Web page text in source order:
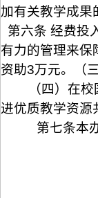
加有关教学成果
第六条 经费投
有力的管理来保
资助3万元。（
（四）在
进优质教学资源
第七条本